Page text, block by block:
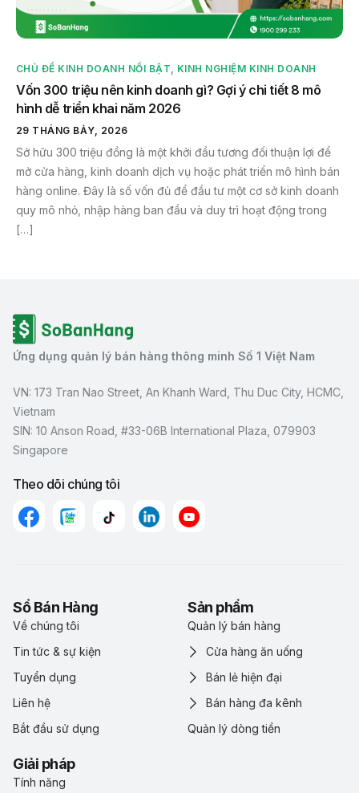
CHỦ ĐỀ KINH DOANH NỔI BẬT, KINH NGHIỆM KINH DOANH
Vốn 300 triệu nên kinh doanh gì? Gợi ý chi tiết 8 mô
hình dễ triển khai năm 2026
29 THÁNG BẢY, 2026
Sở hữu 300 triệu đồng là một khởi đầu tương đối thuận lợi để
mở cửa hàng, kinh doanh dịch vụ hoặc phát triển mô hình bán
hàng online. Đây là số vốn đủ để đầu tư một cơ sở kinh doanh
quy mô nhỏ, nhập hàng ban đầu và duy trì hoạt động trong
[…]
Ứng dụng quản lý bán hàng thông minh Số 1 Việt Nam
VN: 173 Tran Nao Street, An Khanh Ward, Thu Duc City, HCMC,
Vietnam
SIN: 10 Anson Road, #33-06B International Plaza, 079903
Singapore
Theo dõi chúng tôi
Sổ Bán Hàng
Về chúng tôi
Tin tức & sự kiện
Tuyển dụng
Liên hệ
Bắt đầu sử dụng
Sản phẩm
Quản lý bán hàng
Cửa hàng ăn uống
Bán lẻ hiện đại
Bán hàng đa kênh
Quản lý dòng tiền
Giải pháp
Tính năng